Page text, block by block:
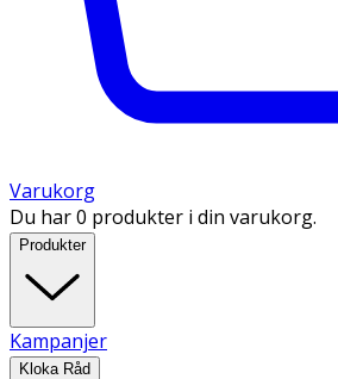
Varukorg
Du har 0 produkter i din varukorg.
Produkter
Kampanjer
Kloka Råd